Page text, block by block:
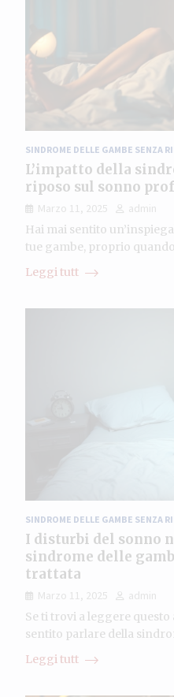
SINDROME DELLE GAMBE SENZA
L’impatto della
riposo sul sonno
Marzo 11, 2025
admin
Hai mai sentito
tue gambe, proprio
Leggi tutt
SINDROME DELLE GAMBE SENZA
I disturbi del sonno
sindrome delle
trattata
Marzo 11, 2025
admin
Se ti trovi a leggere
sentito parlare della
Leggi tutt